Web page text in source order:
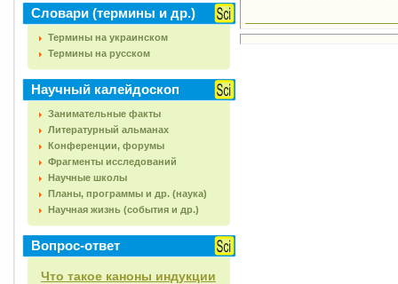
Словари (термины и др.)
Термины на украинском
Термины на русском
Научный калейдоскоп
Занимательные факты
Литературный альманах
Конференции, форумы
Фрагменты исследований
Научные школы
Планы, программы и др. (наука)
Научная жизнь (события и др.)
Вопрос-ответ
Что такое каноны индукции